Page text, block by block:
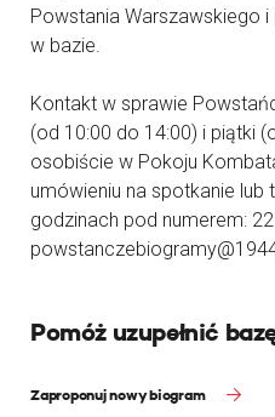
Powstania Warszawskiego i
w bazie.
Kontakt w sprawie
(od 10:00 do 14:00) i piątki
osobiście w Pokoju
umówieniu na spotkanie lub
godzinach pod numerem:
Pomóż uzupełnić
Zaproponuj nowy biogram